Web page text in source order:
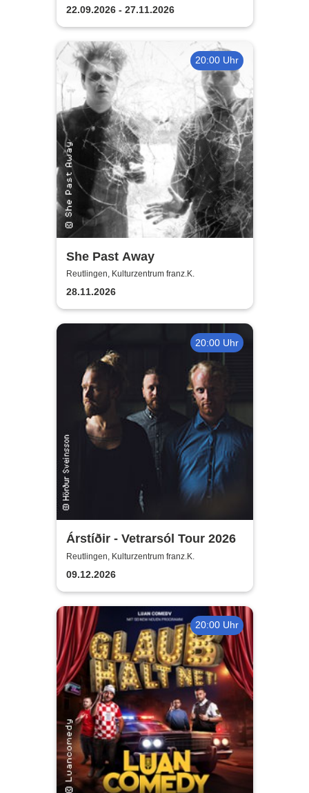
streicheln
22.09.2026 - 27.11.2026
20:00 Uhr
She Past Away
Reutlingen, Kulturzentrum franz.K.
28.11.2026
20:00 Uhr
Árstíðir - Vetrarsól Tour 2026
Reutlingen, Kulturzentrum franz.K.
09.12.2026
20:00 Uhr